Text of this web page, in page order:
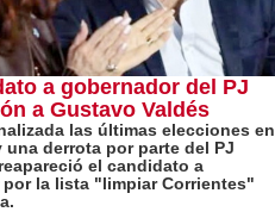
a gobernador del PJ
a Gustavo Valdés
las últimas elecciones en
una derrota por parte del PJ
el candidato a
la lista "limpiar Corrientes"